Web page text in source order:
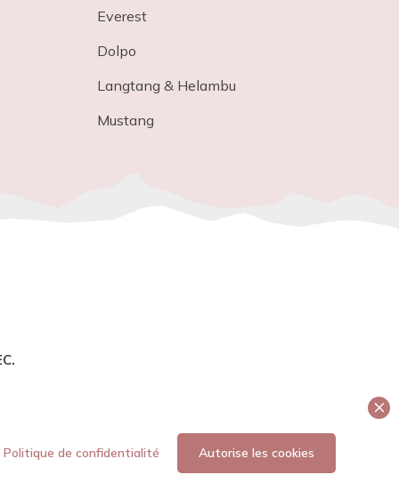
Everest
Dolpo
Langtang & Helambu
Mustang
Politique de confidentialité Autorise les cookies